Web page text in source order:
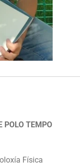
POLO TEMPO
Física